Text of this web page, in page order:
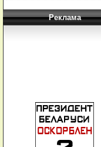
Реклама